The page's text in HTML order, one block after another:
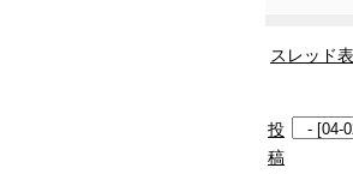
スレッド
投
稿